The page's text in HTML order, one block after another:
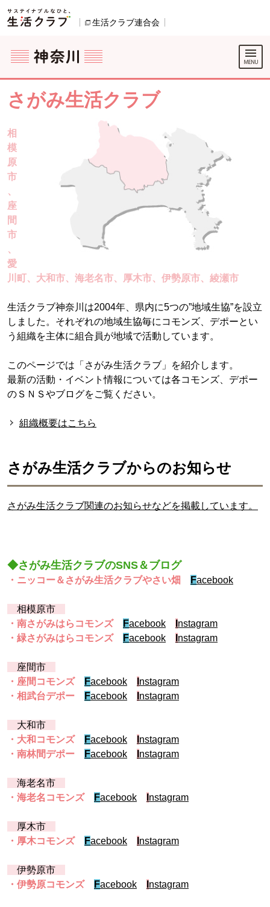
ページの先頭です。
生活クラブ連合会
さがみ生活クラブ
相
模
原
市
、
座
間
市
、
愛
川町、大和市、海老名市、厚木市、伊勢原市、綾瀬市
生活クラブ神奈川は2004年、県内に5つの”地域生協”を設立
しました。それぞれの地域生協毎にコモンズ、デポーとい
う組織を主体に組合員が地域で活動しています。
このページでは「さがみ生活クラブ」を紹介します。
最新の活動・イベント情報については各コモンズ、デポー
のＳＮＳやブログをご覧ください。
組織概要はこちら
さがみ生活クラブからのお知らせ
さがみ生活クラブ関連のお知らせなどを掲載しています。
◆さがみ生活クラブのSNS＆ブログ
・ニッコー＆さがみ生活クラブやさい畑 Facebook
相模原市
・南さがみはらコモンズ
Facebook
nstagram
・緑さがみはらコモンズ
Facebook nstagram
座間市
・座間コモンズ
Facebook
nstagram
・相武台デポー
Facebook nstagram
大和市
・大和コモンズ
Facebook
nstagram
・南林間デポー
Facebook nstagram
海老名市
・海老名コモンズ
Facebook nstagram
厚木市
・厚木コモンズ
Facebook nstagram
伊勢原市
・伊勢原コモンズ
Facebook nstagram